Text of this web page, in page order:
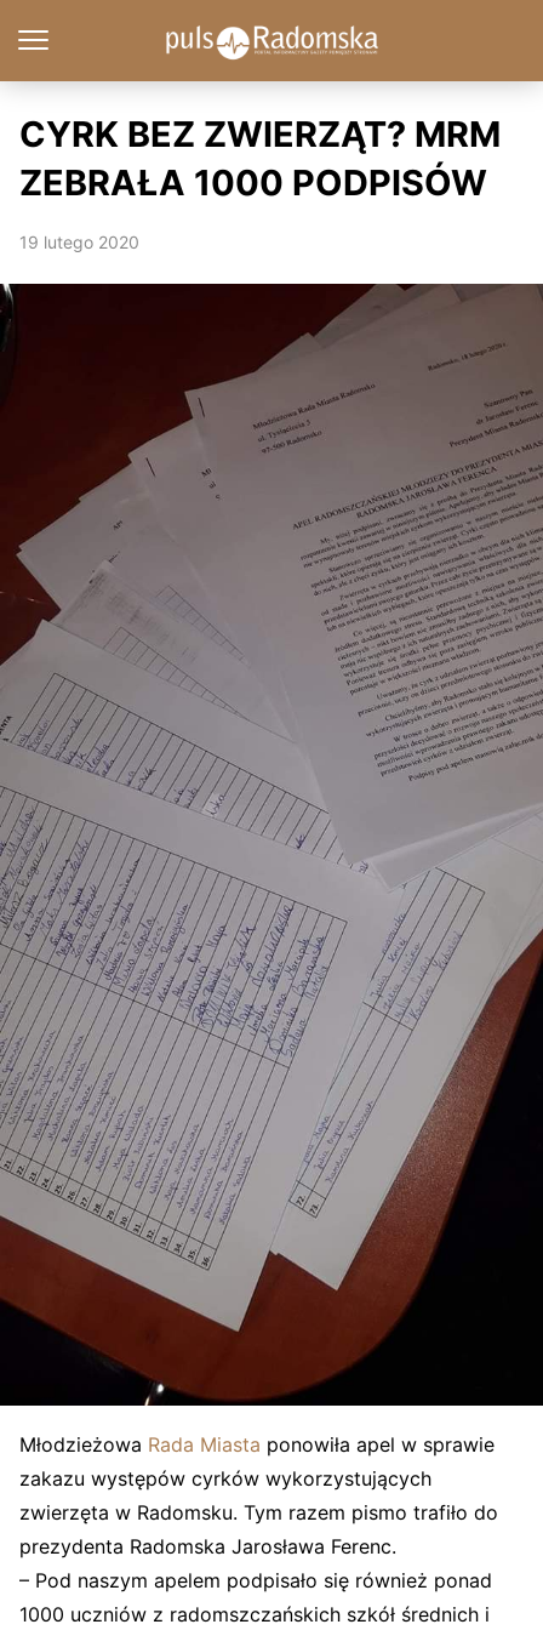
CYRK BEZ ZWIERZĄT? MRM
ZEBRAŁA 1000 PODPISÓW
19 lutego 2020
Młodzieżowa Rada Miasta ponowiła apel w sprawie
zakazu występów cyrków wykorzystujących
zwierzęta w Radomsku. Tym razem pismo trafiło do
prezydenta Radomska Jarosława Ferenc.
– Pod naszym apelem podpisało się również ponad
1000 uczniów z radomszczańskich szkół średnich i